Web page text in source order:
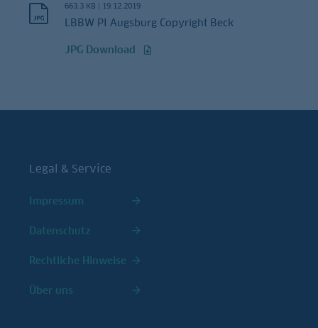
663.3 KB | 19.12.2019
LBBW PI Augsburg Copyright Beck
JPG Download
Legal & Service
Impressum
Datenschutz
Rechtliche Hinweise
Über uns